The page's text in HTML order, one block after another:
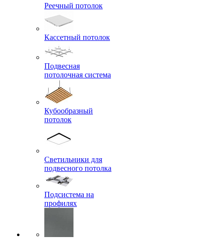
Реечный потолок
Кассетный потолок
Подвесная
потолочная система
Кубообразный
потолок
Светильники для
подвесного потолка
Подсистема на
профилях